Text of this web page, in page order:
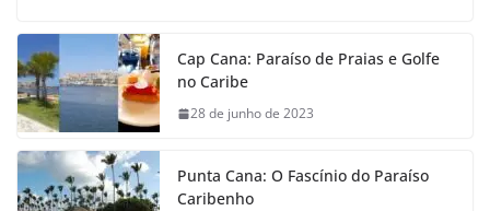
Cap Cana: Paraíso de Praias e Golfe
no Caribe
28 de junho de 2023
Punta Cana: O Fascínio do Paraíso
Caribenho